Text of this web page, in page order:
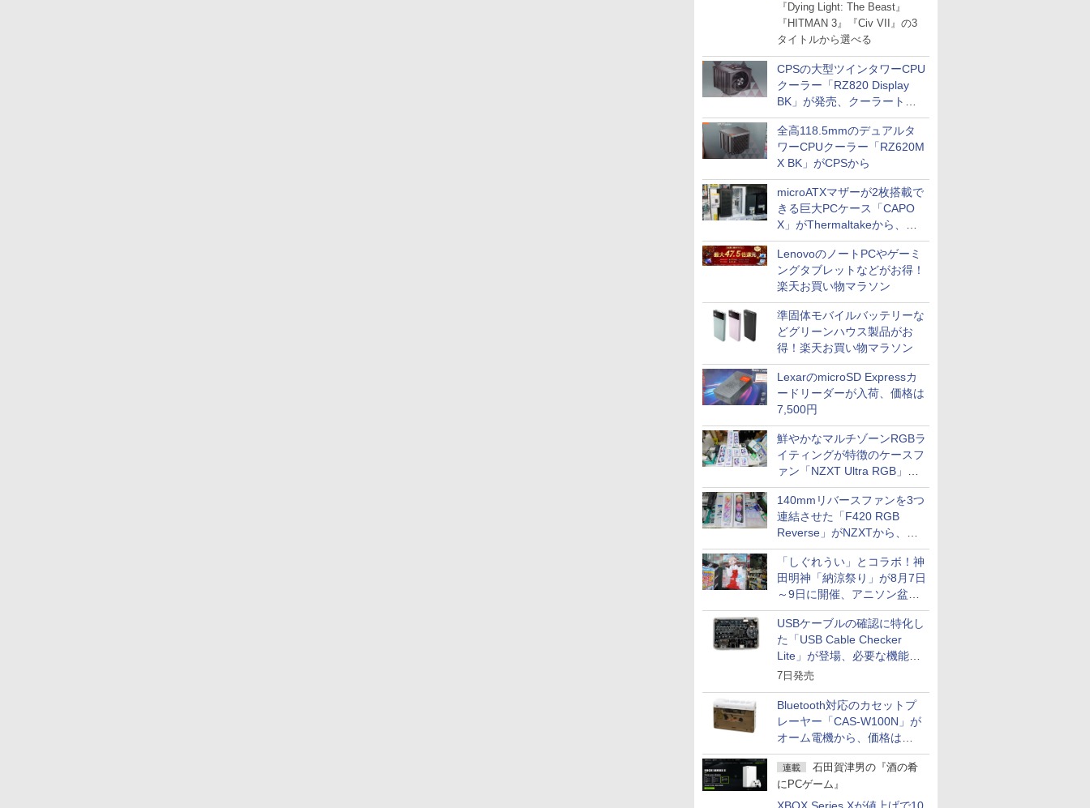
『Dying Light: The Beast』
『HITMAN 3』『Civ VII』の3
タイトルから選べる
CPSの大型ツインタワーCPU
クーラー「RZ820 Display
BK」が発売、クーラートッ
プに5インチ液晶搭載
全高118.5mmのデュアルタ
ワーCPUクーラー「RZ620M
X BK」がCPSから
microATXマザーが2枚搭載で
きる巨大PCケース「CAPO
X」がThermaltakeから、カ
ラーは2色
LenovoのノートPCやゲーミ
ングタブレットなどがお得！
楽天お買い物マラソン
準固体モバイルバッテリーな
どグリーンハウス製品がお
得！楽天お買い物マラソン
LexarのmicroSD Expressカ
ードリーダーが入荷、価格は
7,500円
鮮やかなマルチゾーンRGBラ
イティングが特徴のケースフ
ァン「NZXT Ultra RGB」が
発売、計8製品
140mmリバースファンを3つ
連結させた「F420 RGB
Reverse」がNZXTから、単
一フレーム採用
「しぐれうい」とコラボ！神
田明神「納涼祭り」が8月7日
～9日に開催、アニソン盆踊
りや屋台グルメなどもあり
USBケーブルの確認に特化し
た「USB Cable Checker
Lite」が登場、必要な機能を
凝縮しコンパクトに
7日発売
Bluetooth対応のカセットプ
レーヤー「CAS-W100N」が
オーム電機から、価格は
5,940円
連載
石田賀津男の『酒の肴
にPCゲーム』